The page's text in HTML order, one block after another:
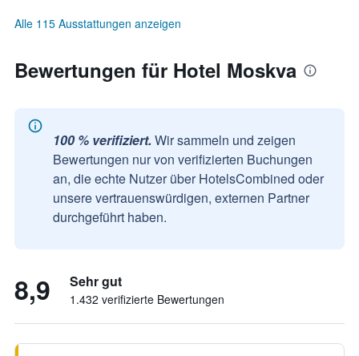
Alle 115 Ausstattungen anzeigen
Bewertungen für Hotel Moskva
100 % verifiziert. Wir sammeln und zeigen
Bewertungen nur von verifizierten Buchungen
an, die echte Nutzer über HotelsCombined oder
unsere vertrauenswürdigen, externen Partner
durchgeführt haben.
8,9 Sehr gut
1.432 verifizierte Bewertungen